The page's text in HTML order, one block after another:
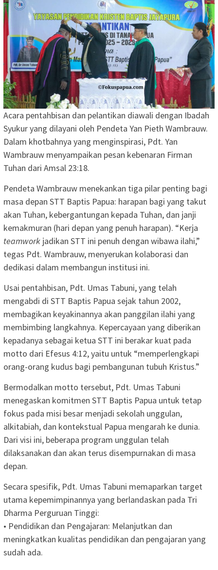
Acara pentahbisan dan pelantikan diawali dengan Ibadah
Syukur yang dilayani oleh Pendeta Yan Pieth Wambrauw.
Dalam khotbahnya yang menginspirasi, Pdt. Yan
Wambrauw menyampaikan pesan kebenaran Firman
Tuhan dari Amsal 23:18.
Pendeta Wambrauw menekankan tiga pilar penting bagi
masa depan STT Baptis Papua: harapan bagi yang takut
akan Tuhan, kebergantungan kepada Tuhan, dan janji
kemakmuran (hari depan yang penuh harapan). “Kerja
teamwork jadikan STT ini penuh dengan wibawa ilahi,”
tegas Pdt. Wambrauw, menyerukan kolaborasi dan
dedikasi dalam membangun institusi ini.
Usai pentahbisan, Pdt. Umas Tabuni, yang telah
mengabdi di STT Baptis Papua sejak tahun 2002,
membagikan keyakinannya akan panggilan ilahi yang
membimbing langkahnya. Kepercayaan yang diberikan
kepadanya sebagai ketua STT ini berakar kuat pada
motto dari Efesus 4:12, yaitu untuk “memperlengkapi
orang-orang kudus bagi pembangunan tubuh Kristus.”
Bermodalkan motto tersebut, Pdt. Umas Tabuni
menegaskan komitmen STT Baptis Papua untuk tetap
fokus pada misi besar menjadi sekolah unggulan,
alkitabiah, dan kontekstual Papua mengarah ke dunia.
Dari visi ini, beberapa program unggulan telah
dilaksanakan dan akan terus disempurnakan di masa
depan.
Secara spesifik, Pdt. Umas Tabuni memaparkan target
utama kepemimpinannya yang berlandaskan pada Tri
Dharma Perguruan Tinggi:
• Pendidikan dan Pengajaran: Melanjutkan dan
meningkatkan kualitas pendidikan dan pengajaran yang
sudah ada.